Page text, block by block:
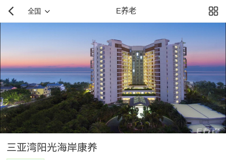
全国 E养老
三亚湾阳光海岸康养